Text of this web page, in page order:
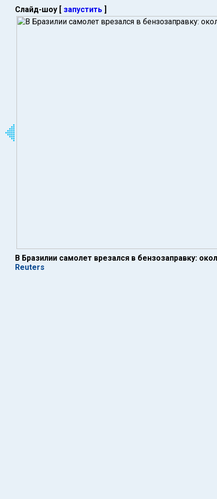
Слайд-шоу [ запустить ]
В Бразилии самолет врезался в бензозаправку:
Reuters